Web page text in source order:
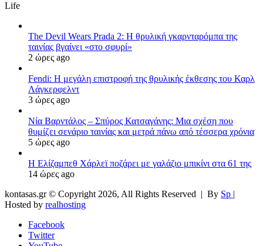
Life
The Devil Wears Prada 2: Η θρυλική γκαρνταρόμπα της
ταινίας βγαίνει «στο σφυρί»
2 ώρες ago
Fendi: Η μεγάλη επιστροφή της θρυλικής έκθεσης του Καρλ
Λάγκερφελντ
3 ώρες ago
Νία Βαρντάλος – Σπύρος Κατσαγάνης: Μια σχέση που
θυμίζει σενάριο ταινίας και μετρά πάνω από τέσσερα χρόνια
5 ώρες ago
Η Ελίζαμπεθ Χάρλεϊ ποζάρει με γαλάζιο μπικίνι στα 61 της
14 ώρες ago
kontasas.gr © Copyright 2026, All Rights Reserved | By Sp |
Hosted by realhosting
Facebook
Twitter